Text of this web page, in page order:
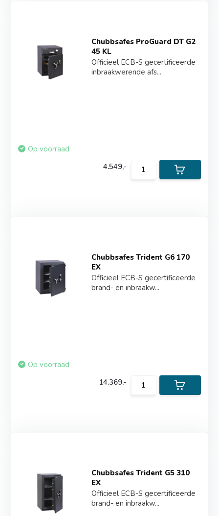
Chubbsafes ProGuard DT G2
45 KL
Officieel ECB-S gecertificeerde
inbraakwerende afs...
Op voorraad
4.549,-
Chubbsafes Trident G6 170
EX
Officieel ECB-S gecertificeerde
brand- en inbraakw...
Op voorraad
14.369,-
Chubbsafes Trident G5 310
EX
Officieel ECB-S gecertificeerde
brand- en inbraakw...